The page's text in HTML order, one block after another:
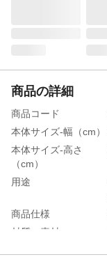
商品の詳細
商品コード
本体サイズ-幅（cm）
本体サイズ-高さ
（cm）
用途
商品仕様
材質・素材